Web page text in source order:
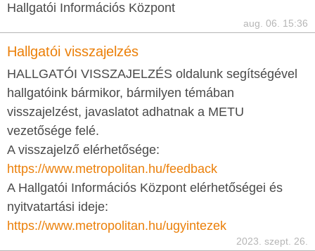
Hallgatói Információs Központ
aug. 06. 15:36
Hallgatói visszajelzés
HALLGATÓI VISSZAJELZÉS oldalunk segítségével
hallgatóink bármikor, bármilyen témában
visszajelzést, javaslatot adhatnak a METU
vezetősége felé.
A visszajelző elérhetősége:
https://www.metropolitan.hu/feedback
A Hallgatói Információs Központ elérhetőségei és
nyitvatartási ideje:
https://www.metropolitan.hu/ugyintezek
2023. szept. 26.